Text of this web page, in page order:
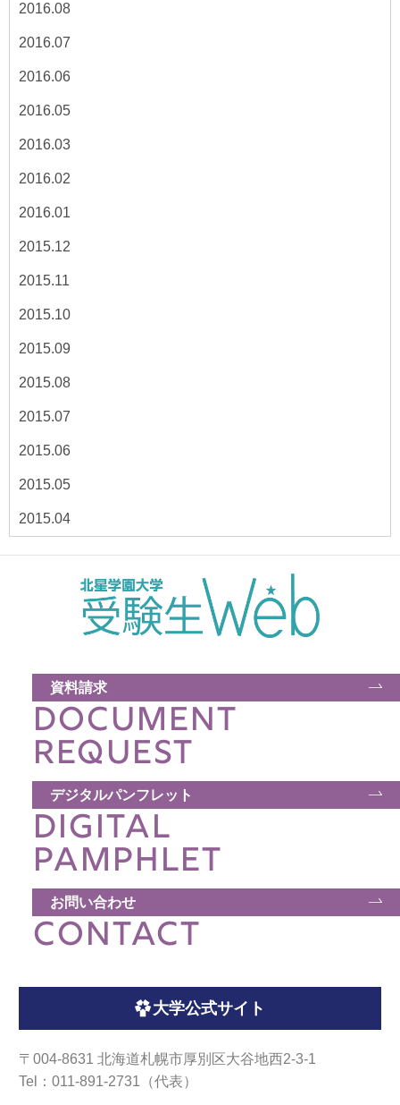
2016.08
2016.07
2016.06
2016.05
2016.03
2016.02
2016.01
2015.12
2015.11
2015.10
2015.09
2015.08
2015.07
2015.06
2015.05
2015.04
資料請求
DOCUMENT
REQUEST
デジタルパンフレット
DIGITAL
PAMPHLET
お問い合わせ
CONTACT
大学公式サイト
〒004-8631 北海道札幌市厚別区大谷地西2-3-1
Tel：011-891-2731（代表）